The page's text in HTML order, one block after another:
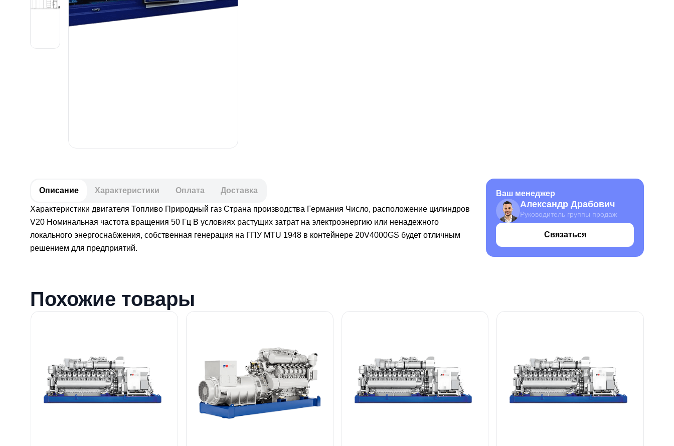
Описание Характеристики Оплата Доставка
Характеристики двигателя Топливо Природный газ Страна производства Германия Число, расположение цилиндров
V20 Номинальная частота вращения 50 Гц В условиях растущих затрат на электроэнергию или ненадежного
локального энергоснабжения, собственная генерация на ГПУ MTU 1948 в контейнере 20V4000GS будет отличным
решением для предприятий.
Ваш менеджер
Александр Драбович
Руководитель группы продаж
Связаться
Похожие товары